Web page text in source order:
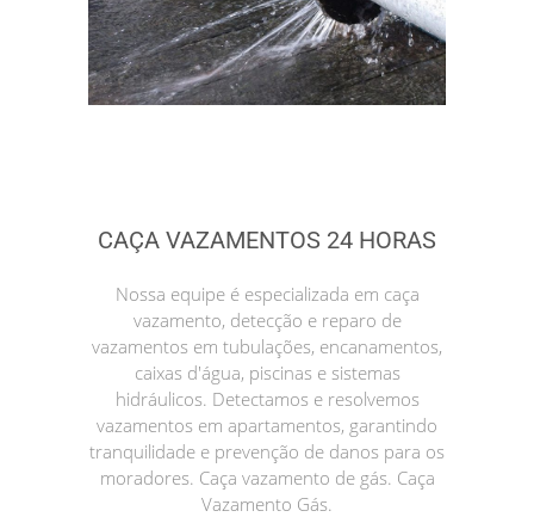
CAÇA VAZAMENTOS 24 HORAS
Nossa equipe é especializada em caça
vazamento, detecção e reparo de
vazamentos em tubulações, encanamentos,
caixas d'água, piscinas e sistemas
hidráulicos. Detectamos e resolvemos
vazamentos em apartamentos, garantindo
tranquilidade e prevenção de danos para os
moradores. Caça vazamento de gás. Caça
Vazamento Gás.